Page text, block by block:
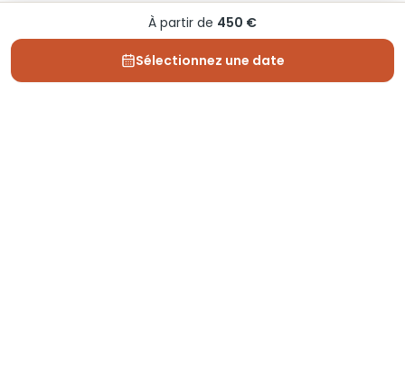
À partir de 450 €
Sélectionnez une date